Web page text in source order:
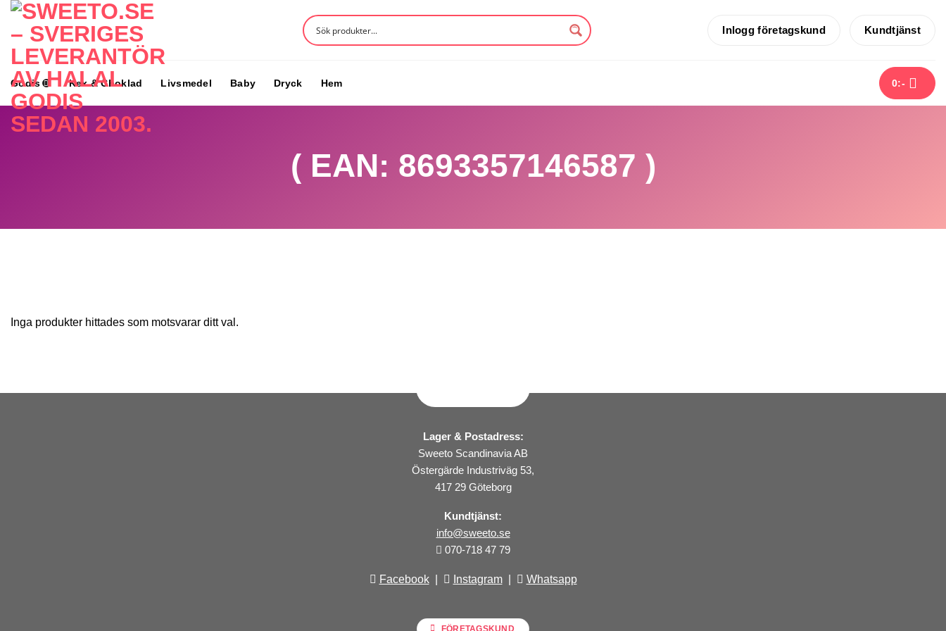
Skip
content
Inlogg företagskund Kundtjänst
Godis Kex & Choklad Livsmedel Baby Dryck Hem 0:-
( EAN: 8693357146587 )
Inga produkter hittades som motsvarar ditt val.
Lager & Postadress:
Sweeto Scandinavia AB
Östergärde Industriväg 53,
417 29 Göteborg
Kundtjänst:
info@sweeto.se
070-718 47 79
Facebook| Instagram| Whatsapp
FÖRETAGSKUND